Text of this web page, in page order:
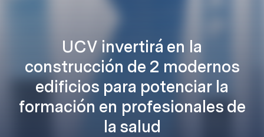
UCV invertirá en la
construcción de 2 modernos
edificios para potenciar la
formación en profesionales de
la salud